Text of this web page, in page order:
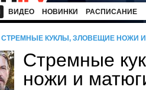
ВИДЕО НОВИНКИ РАСПИСАНИЕ
СТРЕМНЫЕ КУКЛЫ, ЗЛОВЕЩИЕ НОЖИ И
Стремные
ножи и